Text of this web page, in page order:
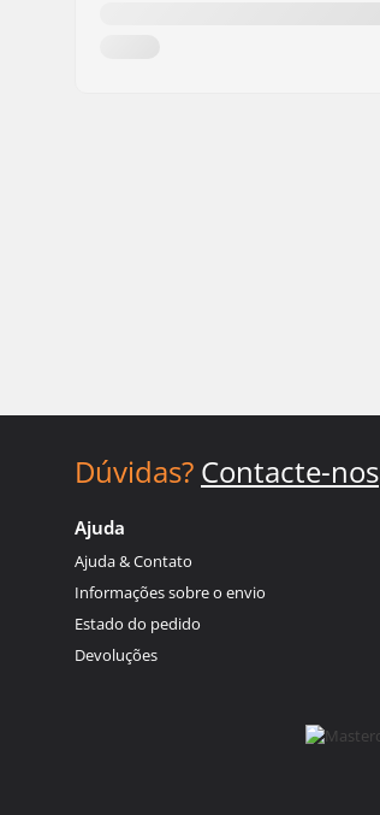
Dúvidas? Contacte-nos
Ajuda
Ajuda & Contato
Informações sobre o envio
Estado do pedido
Devoluções